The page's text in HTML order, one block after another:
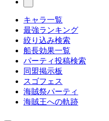
キャラ一覧
最強ランキング
絞り込み検索
船長効果一覧
パーティ投稿検索
同盟掲示板
スゴフェス
海賊祭パーティ
海賊王への軌跡